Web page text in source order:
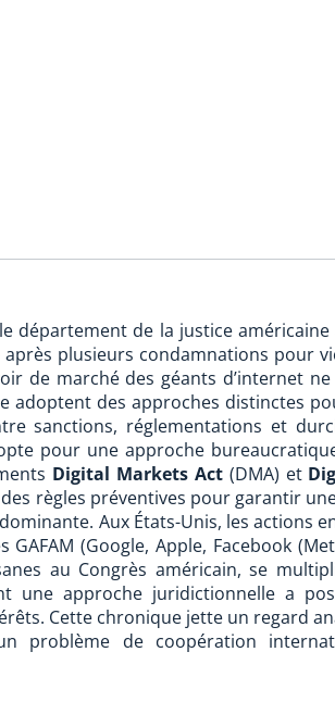
département de la justice
après plusieurs condamnations pour
de marché des géants d’internet ne
adoptent des approches distinctes
sanctions, réglementations et
pour une approche
Digital Markets Act(DMA) et
règles préventives pour garantir
Aux États-Unis, les actions
(Google, Apple, Facebook
au Congrès américain, se
une approche juridictionnelle a
Cette chronique jette un regard
problème de coopération